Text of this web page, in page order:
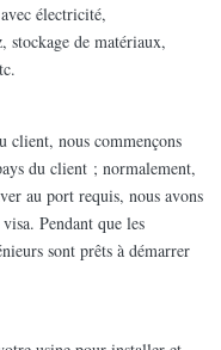
électricité,
stockage de matériaux,
client, nous commençons
du client ; normalement,
au port requis, nous avons
Pendant que les
sont prêts à démarrer